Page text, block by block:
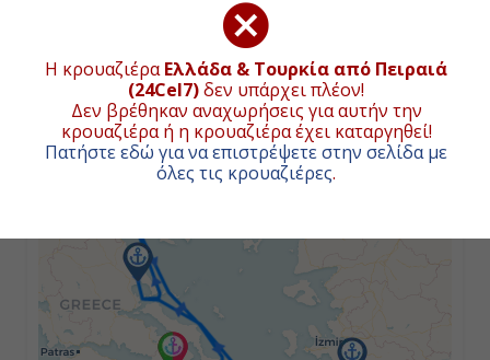
Η κρουαζιέραΕλλάδα & Τουρκία από Πειραιά
(24Cel7)δεν υπάρχει πλέον!
Δεν βρέθηκαν αναχωρήσεις για αυτήν την
κρουαζιέρα ή η κρουαζιέρα έχει καταργηθεί!
Πατήστε εδώ για να επιστρέψετε στην σελίδα με
όλες τις κρουαζιέρες.
Κουσάντασι (Αρχ. Έφεσος), Τουρκία
09:00
21:00
Ημέρα 4η
Μύκονος, Ελλάδα
08:00
ΧΑΡΤΗΣ ΚΡΟΥΑΖΙΕΡΑΣ
+